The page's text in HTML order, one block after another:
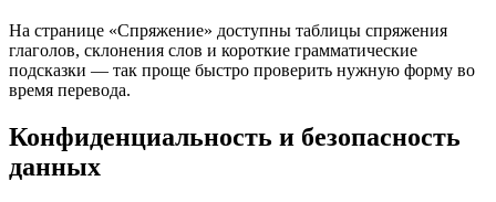
На странице «Спряжение» доступны таблицы спряжения
глаголов, склонения слов и короткие грамматические
подсказки — так проще быстро проверить нужную форму во
время перевода.
Конфиденциальность и безопасность
данных